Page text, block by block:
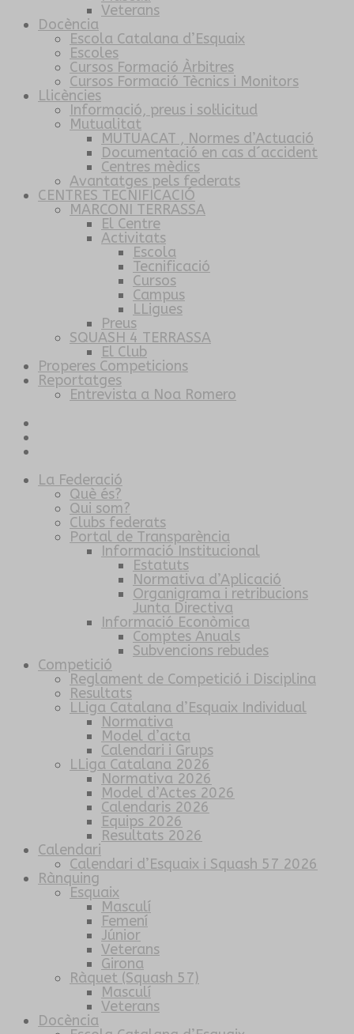
Veterans
Docència
Escola Catalana d’Esquaix
Escoles
Cursos Formació Àrbitres
Cursos Formació Tècnics i Monitors
Llicències
Informació, preus i sol·licitud
Mutualitat
MUTUACAT , Normes d’Actuació
Documentació en cas d´accident
Centres mèdics
Avantatges pels federats
CENTRES TECNIFICACIÓ
MARCONI TERRASSA
El Centre
Activitats
Escola
Tecnificació
Cursos
Campus
LLigues
Preus
SQUASH 4 TERRASSA
El Club
Properes Competicions
Reportatges
Entrevista a Noa Romero
La Federació
Què és?
Qui som?
Clubs federats
Portal de Transparència
Informació Institucional
Estatuts
Normativa d’Aplicació
Organigrama i retribucions
Junta Directiva
Informació Econòmica
Comptes Anuals
Subvencions rebudes
Competició
Reglament de Competició i Disciplina
Resultats
LLiga Catalana d’Esquaix Individual
Normativa
Model d’acta
Calendari i Grups
LLiga Catalana 2026
Normativa 2026
Model d’Actes 2026
Calendaris 2026
Equips 2026
Resultats 2026
Calendari
Calendari d’Esquaix i Squash 57 2026
Rànquing
Esquaix
Masculí
Femení
Júnior
Veterans
Girona
Ràquet (Squash 57)
Masculí
Veterans
Docència